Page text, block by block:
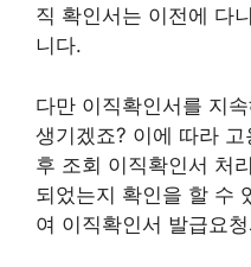
직 확인서는 이전에 다
니다.
다만 이직확인서를 지
생기겠죠? 이에 따라
후 조회 이직확인서 처
되었는지 확인을 할 수
여 이직확인서 발급요